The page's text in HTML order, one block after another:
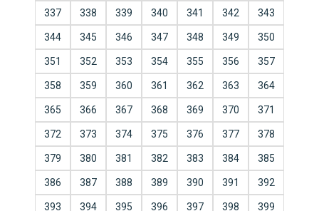
337 338 339 340 341 342 343
344 345 346 347 348 349 350
351 352 353 354 355 356 357
358 359 360 361 362 363 364
365 366 367 368 369 370 371
372 373 374 375 376 377 378
379 380 381 382 383 384 385
386 387 388 389 390 391 392
393 394 395 396 397 398 399